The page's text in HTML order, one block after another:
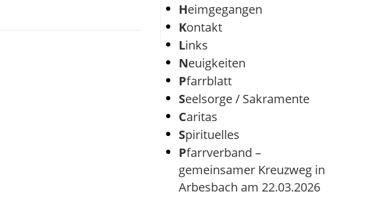
Heimgegangen
Kontakt
Links
Neuigkeiten
Pfarrblatt
Seelsorge / Sakramente
Caritas
Spirituelles
Pfarrverband –
gemeinsamer Kreuzweg in
Arbesbach am 22.03.2026